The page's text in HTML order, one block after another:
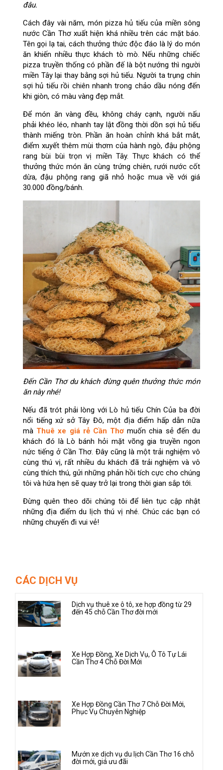
đâu.
Cách đây vài năm, món pizza hủ tiếu của miền sông
nước Cần Thơ xuất hiện khá nhiều trên các mặt báo.
Tên gọi lạ tai, cách thưởng thức độc đáo là lý do món
ăn khiến nhiều thực khách tò mò. Nếu những chiếc
pizza truyền thống có phần đế là bột nướng thì người
miền Tây lại thay bằng sợi hủ tiếu. Người ta trụng chín
sợi hủ tiếu rồi chiên nhanh trong chảo dầu nóng đến
khi giòn, có màu vàng đẹp mắt.
Để món ăn vàng đều, không cháy cạnh, người nấu
phải khéo léo, nhanh tay lật đồng thời dồn sợi hủ tiếu
thành miếng tròn. Phần ăn hoàn chỉnh khá bắt mắt,
điểm xuyết thêm mùi thơm của hành ngò, đậu phộng
rang bùi bùi trọn vị miền Tây. Thực khách có thể
thưởng thức món ăn cùng trứng chiên, rưới nước cốt
dừa, đậu phộng rang giã nhỏ hoặc mua về với giá
30.000 đồng/bánh.
Đến Cần Thơ du khách đừng quên thưởng thức món
ăn này nhé!
Nếu đã trót phải lòng với Lò hủ tiếu Chín Của ba đời
nổi tiếng xứ sở Tây Đô, một địa điểm hấp dẫn nữa
mà Thuê xe giá rẻ Cần Thơ muốn chia sẻ đến du
khách đó là Lò bánh hỏi mặt võng gia truyền ngon
nức tiếng ở Cần Thơ. Đây cũng là một trải nghiệm vô
cùng thú vị, rất nhiều du khách đã trải nghiệm và vô
cùng thích thú, gửi những phản hồi tích cực cho chúng
tôi và hứa hẹn sẽ quay trở lại trong thời gian sắp tới.
Đừng quên theo dõi chúng tôi để liên tục cập nhật
những địa điểm du lịch thú vị nhé. Chúc các bạn có
những chuyến đi vui vẻ!
CÁC DỊCH VỤ
Dịch vụ thuê xe ô tô, xe hợp đồng từ 29
đến 45 chỗ Cần Thơ đời mới
Xe Hợp Đồng, Xe Dịch Vụ, Ô Tô Tự Lái
Cần Thơ 4 Chỗ Đời Mới
Xe Hợp Đồng Cần Thơ 7 Chỗ Đời Mới,
Phục Vụ Chuyên Nghiệp
Mướn xe dịch vụ du lịch Cần Thơ 16 chỗ
đời mới, giá ưu đãi